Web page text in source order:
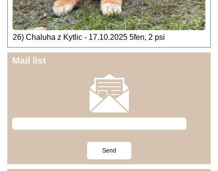
26) Chaluha z Kytlic - 17.10.2025 5fen, 2 psi
Mail list